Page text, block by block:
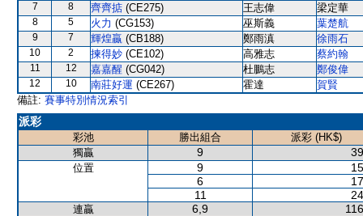
7 8 齊齊掂 (CE275) 王志偉 梁定華
8 5 火力 (CG153) 巫斯義 葉楚航
9 7 輝煌贏 (CB188) 鄭雨滇 徐雨石
10 2 揀得妙 (CE102) 高雅志 蔡約翰
11 12 嘉嘉醒 (CG042) 杜鵬志 鄭俊偉
12 10 南莊好運 (CE267) 霍達
賀賢
備註: 賽事特別情況索引
派彩
彩池 勝出組合
派彩 (HK$)
獨贏
9
位置 9
6
11
連贏 6,9